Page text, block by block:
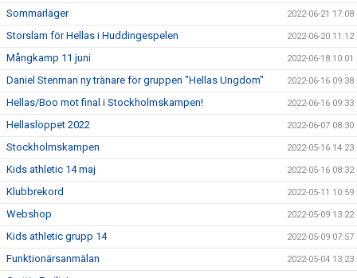
Sommarläger 2022-06-21 17:08
Storslam för Hellas i Huddingespelen 2022-06-20 11:12
Mångkamp 11 juni 2022-06-18 10:01
Daniel Stenman ny tränare för gruppen "Hellas Ungdom" 2022-06-16 09:38
Hellas/Boo mot final i Stockholmskampen! 2022-06-16 09:33
Hellasloppet 2022 2022-06-07 08:30
Stockholmskampen 2022-05-16 14:23
Kids athletic 14 maj 2022-05-16 08:32
Klubbrekord 2022-05-11 10:59
Webshop 2022-05-09 13:22
Kids athletic grupp 14 2022-05-09 07:57
Funktionärsanmälan 2022-05-04 13:23